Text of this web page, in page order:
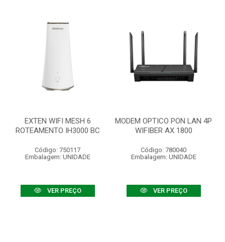
EXTEN WIFI MESH 6
ROTEAMENTO IH3000 BC
Código: 750117
Embalagem: UNIDADE
VER PREÇO
MODEM OPTICO PON LAN 4P
WIFIBER AX 1800
Código: 780040
Embalagem: UNIDADE
VER PREÇO